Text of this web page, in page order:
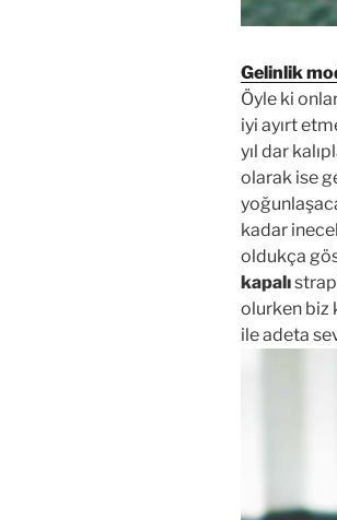
Gelinlik
Öyle ki
iyi ayırt
yıl dar
olarak ise
kadar
oldukça
kapalı
olurken biz
ile adeta